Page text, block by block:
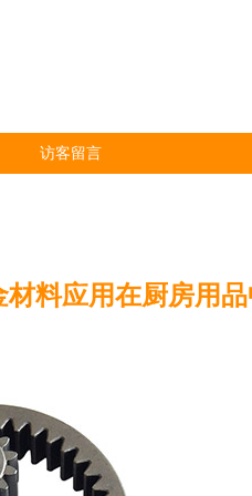
访客留言
料应用在厨房用